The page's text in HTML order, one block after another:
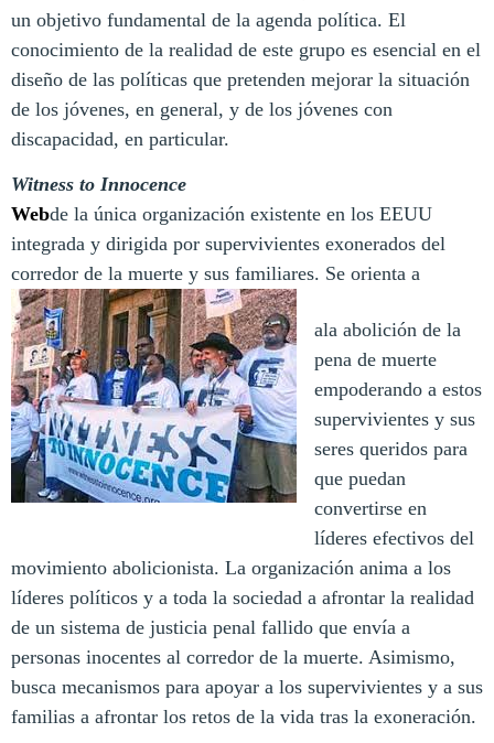
un objetivo fundamental de la agenda política. El
conocimiento de la realidad de este grupo es esencial en el
diseño de las políticas que pretenden mejorar la situación
de los jóvenes, en general, y de los jóvenes con
discapacidad, en particular.
Witness to Innocence
Webde la única organización existente en los EEUU
integrada y dirigida por supervivientes exonerados del
corredor de la muerte y sus familiares. Se orienta a
ala abolición de la
pena de muerte
empoderando a estos
supervivientes y sus
seres queridos para
que puedan
convertirse en
líderes efectivos del
movimiento abolicionista. La organización anima a los
líderes políticos y a toda la sociedad a afrontar la realidad
de un sistema de justicia penal fallido que envía a
personas inocentes al corredor de la muerte. Asimismo,
busca mecanismos para apoyar a los supervivientes y a sus
familias a afrontar los retos de la vida tras la exoneración.